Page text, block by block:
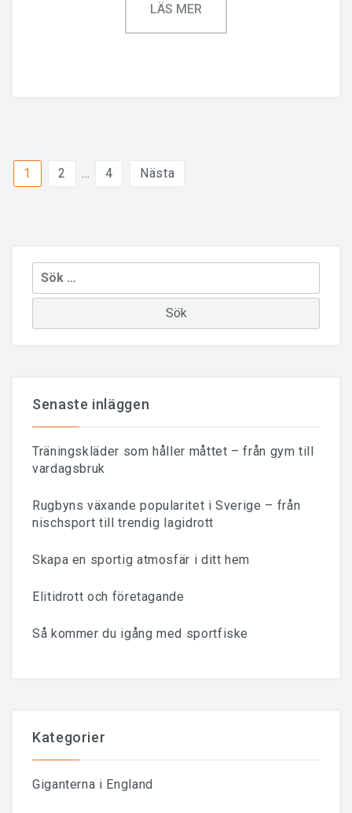
Sidnumrering
1 2 … 4 Nästa
Sök
efter:
Senaste inläggen
Träningskläder som håller måttet – från gym till
vardagsbruk
Rugbyns växande popularitet i Sverige – från
nischsport till trendig lagidrott
Skapa en sportig atmosfär i ditt hem
Elitidrott och företagande
Så kommer du igång med sportfiske
Kategorier
Giganterna i England